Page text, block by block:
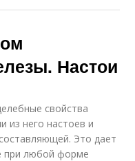
Настои
свойства
из него настоев и
Это дает
при любой форме